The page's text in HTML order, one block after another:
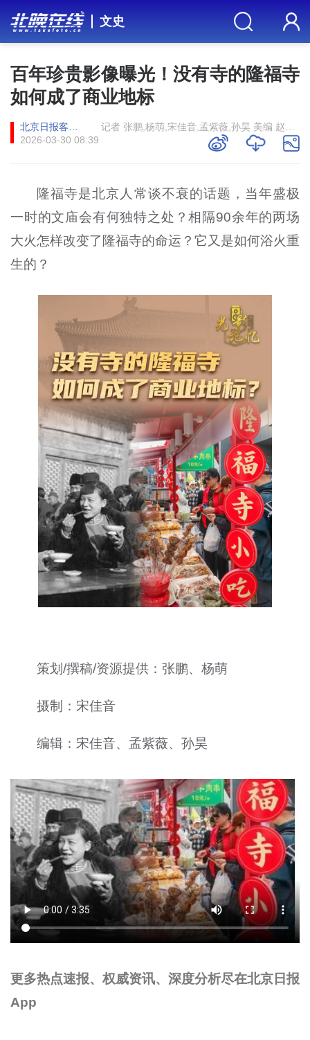
文史
百年珍贵影像曝光！没有寺的隆福寺
如何成了商业地标
2026-03-30 08:39
隆福寺是北京人常谈不衰的话题，当年盛极
一时的文庙会有何独特之处？相隔90余年的两场
大火怎样改变了隆福寺的命运？它又是如何浴火重
生的？
策划/撰稿/资源提供：张鹏、杨萌
摄制：宋佳音
编辑：宋佳音、孟紫薇、孙昊
更多热点速报、权威资讯、深度分析尽在北京日报
App